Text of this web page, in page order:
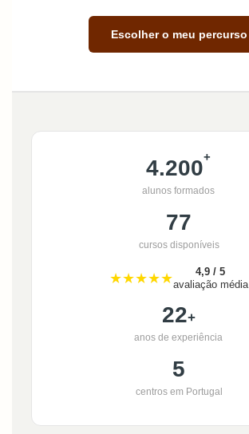
Escolher o meu percurso
4.200+
alunos formados
77
cursos disponíveis
★★★★★
4,9 / 5
avaliação média
22+
anos de experiência
5
centros em Portugal